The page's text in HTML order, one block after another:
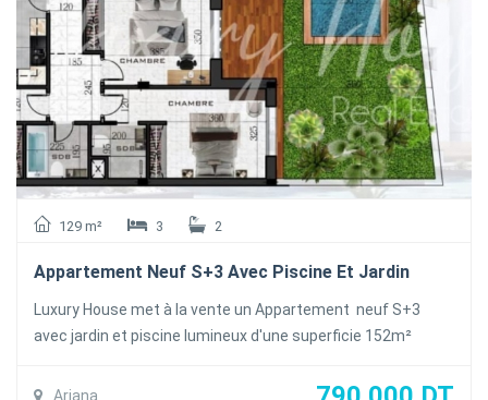
A L'étage : une suite parental avec balcon vue dégagée et
deux chambres à coucher avec balcon partageant une salle
de bain commune
Au sous_sol Un garage est un cellier
Le duplex est équipée de la climatisation en Split et du
chauffage central.et titre individuelle
129 m² 3 2
Appartement Neuf S+3 Avec Piscine Et Jardin
Luxury House met à la vente un Appartement neuf S+3
avec jardin et piscine lumineux d'une superficie 152m²
commodités à la Soukra
Ariana